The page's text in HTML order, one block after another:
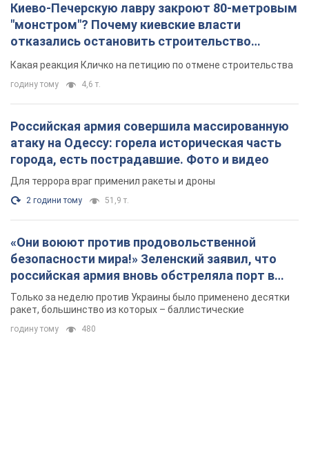
Киево-Печерскую лавру закроют 80-метровым
"монстром"? Почему киевские власти
отказались остановить строительство
небоскреба "московского верующего"
Какая реакция Кличко на петицию по отмене строительства
годину тому 4,6 т.
Российская армия совершила массированную
атаку на Одессу: горела историческая часть
города, есть пострадавшие. Фото и видео
Для террора враг применил ракеты и дроны
2 години тому 51,9 т.
«Они воюют против продовольственной
безопасности мира!» Зеленский заявил, что
российская армия вновь обстреляла порт в
Одессе
Только за неделю против Украины было применено десятки
ракет, большинство из которых – баллистические
годину тому 480